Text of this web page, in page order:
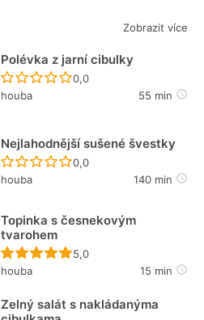
Zobrazit více
Polévka z jarní cibulky
Recept ještě nebyl
0,0
houba
55 min
Nejlahodnější sušené švestky
Recept ještě nebyl
0,0
houba
140 min
Topinka s česnekovým
tvarohem
Recept ještě nebyl
5,0
houba
15 min
Zelný salát s nakládanýma